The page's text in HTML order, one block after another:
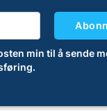
min til å sende